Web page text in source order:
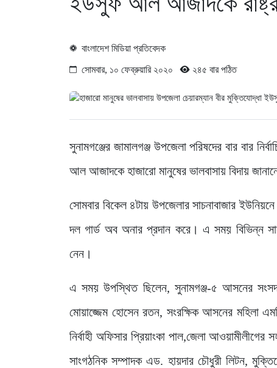
বাংলাদেশ মিডিয়া প্রতিবেদক
সোমবার, ১০ ফেব্রুয়ারি ২০২০ ২৪৫ বার পঠিত
সুনামগঞ্জের জামালগঞ্জ উপজেলা পরিষদের বার বার
আল আজাদকে হাজারো মানুষের ভালবাসায় বিদায় জানানো
সোমবার বিকেল ৪টায় উপজেলার সাচনাবাজার
দল গার্ড অব অনার প্রদান করে। এ সময় বিভিন্ন
নেন।
এ সময় উপস্থিত ছিলেন, সুনামগঞ্জ-৫ আসনের সংসদ
মোয়াজ্জেম হোসেন রতন, সংরক্ষিক আসনের মহিলা
নির্বাহী অফিসার প্রিয়াংকা পাল,জেলা
সাংগঠনিক সম্পাদক এড. হায়দার চৌধুরী লিটন,